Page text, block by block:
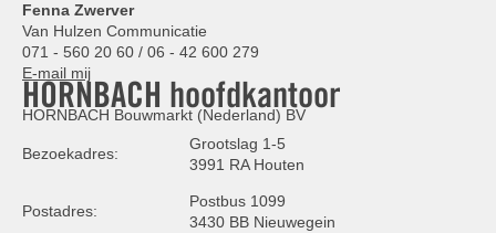
Fenna Zwerver
Van Hulzen Communicatie
071 - 560 20 60 / 06 - 42 600 279
E-mail mij
HORNBACH hoofdkantoor
HORNBACH Bouwmarkt (Nederland) BV
Bezoekadres:
Grootslag 1-5
3991 RA Houten
Postadres:
Postbus 1099
3430 BB Nieuwegein